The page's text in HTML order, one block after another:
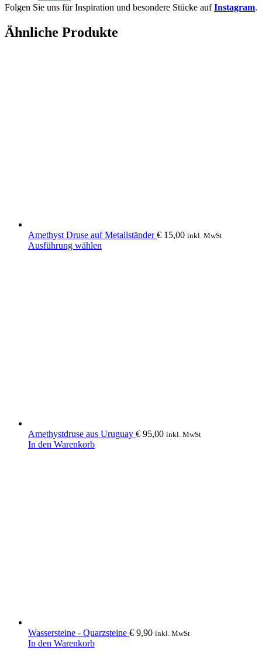
Folgen Sie uns für Inspiration und besondere Stücke aufInstagram.
Ähnliche Produkte
Amethyst Druse auf Metallständer€ 15,00 inkl. MwSt
Ausführung wählen
Amethystdruse aus Uruguay € 95,00 inkl. MwSt
In den Warenkorb
Wassersteine - Quarzsteine € 9,90 inkl. MwSt
In den Warenkorb